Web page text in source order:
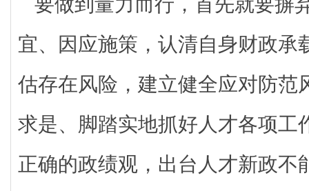
宜、因应施策，认清自身财政承
估存在风险，建立健全应对防范
求是、脚踏实地抓好人才各项工
正确的政绩观，出台人才新政不